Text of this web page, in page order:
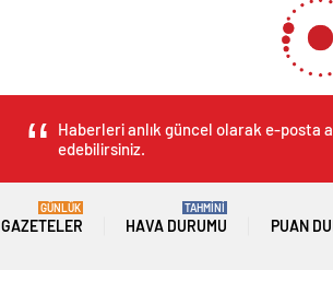
Haberleri anlık güncel olarak e-posta
edebilirsiniz.
GAZETELER
GÜNLÜK
HAVA DURUMU
TAHMİNİ
PUAN